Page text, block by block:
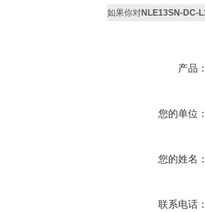
如果你对NLE13SN-DC-
产品
您的单位
您的姓名
联系电话